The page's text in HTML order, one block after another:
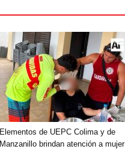
Elementos de UEPC Colima y de
Manzanillo brindan atención a mujer